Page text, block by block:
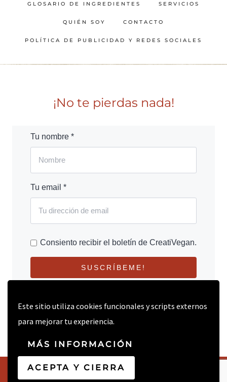
Este sitio utiliza cookies funcionales y scripts externos
para mejorar tu experiencia.
MÁS INFORMACIÓN
ACEPTA Y CIERRA
GLOSARIO DE INGREDIENTES SERVICIOS
QUIÉN SOY CONTACTO
POLÍTICA DE PUBLICIDAD Y REDES SOCIALES
¡No te pierdas nada!
Tu nombre *
Tu email *
Consiento recibir el boletín de CreatiVegan.
SUSCRÍBEME!
© 2026 CREATIVEGAN.NET